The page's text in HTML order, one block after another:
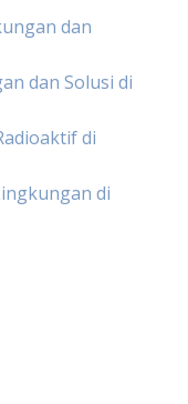
dan
dan Solusi di
di
di